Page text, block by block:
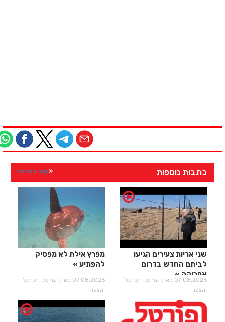
כתבות נוספות עוד כתבות
שני אריות צעירים הגיעו
לביתם החדש בדרום
אפריקה
07.08.2026 מאת: פורטל הכרמל
והצפון
מפרץ אילת לא מפסיק
להפתיע
07.08.2026 מאת: פורטל הכרמל
והצפון